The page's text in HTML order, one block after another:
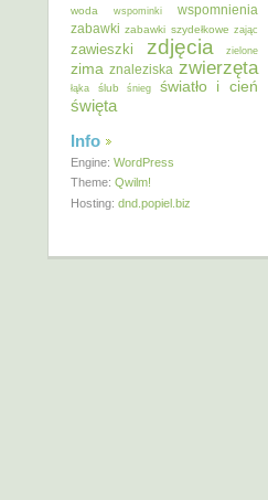
woda wspominki
wspomnienia
zabawki zabawki szydełkowe zając
zawieszki zdjęcia zielone
zima znaleziska zwierzęta
łąka ślub śnieg światło i cień
święta
Info
Engine: WordPress
Theme: Qwilm!
Hosting: dnd.popiel.biz